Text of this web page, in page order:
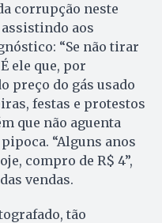
corrupção neste
assistindo aos
“Se não tirar
ele que, por
preço do gás usado
festas e protestos
que não aguenta
“Alguns anos
compro de R$ 4”,
vendas.
tão